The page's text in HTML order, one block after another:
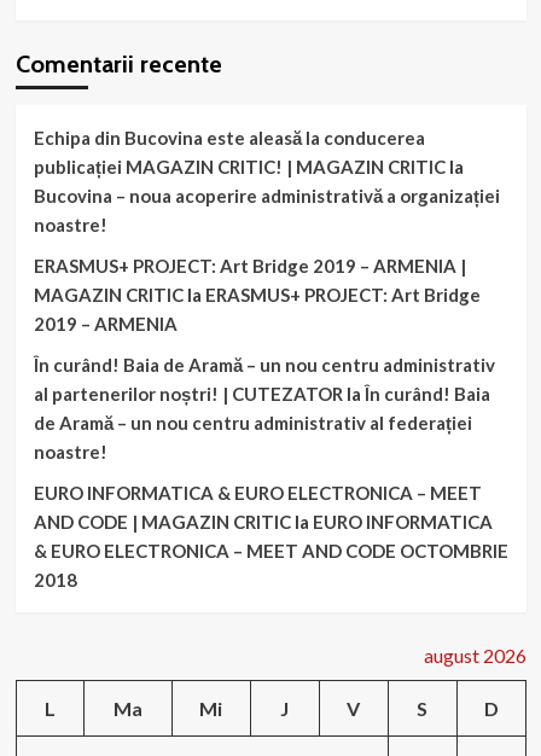
Comentarii recente
Echipa din Bucovina este aleasă la conducerea
publicației MAGAZIN CRITIC! | MAGAZIN CRITICla
Bucovina – noua acoperire administrativă a organizației
noastre!
ERASMUS+ PROJECT: Art Bridge 2019 – ARMENIA |
MAGAZIN CRITICla ERASMUS+ PROJECT: Art Bridge
2019 – ARMENIA
În curând! Baia de Aramă – un nou centru administrativ
al partenerilor noștri! | CUTEZATOR laÎn curând! Baia
de Aramă – un nou centru administrativ al federației
noastre!
EURO INFORMATICA & EURO ELECTRONICA – MEET
AND CODE | MAGAZIN CRITICla EURO INFORMATICA
& EURO ELECTRONICA – MEET AND CODE OCTOMBRIE
2018
august 2026
L Ma Mi J V S D